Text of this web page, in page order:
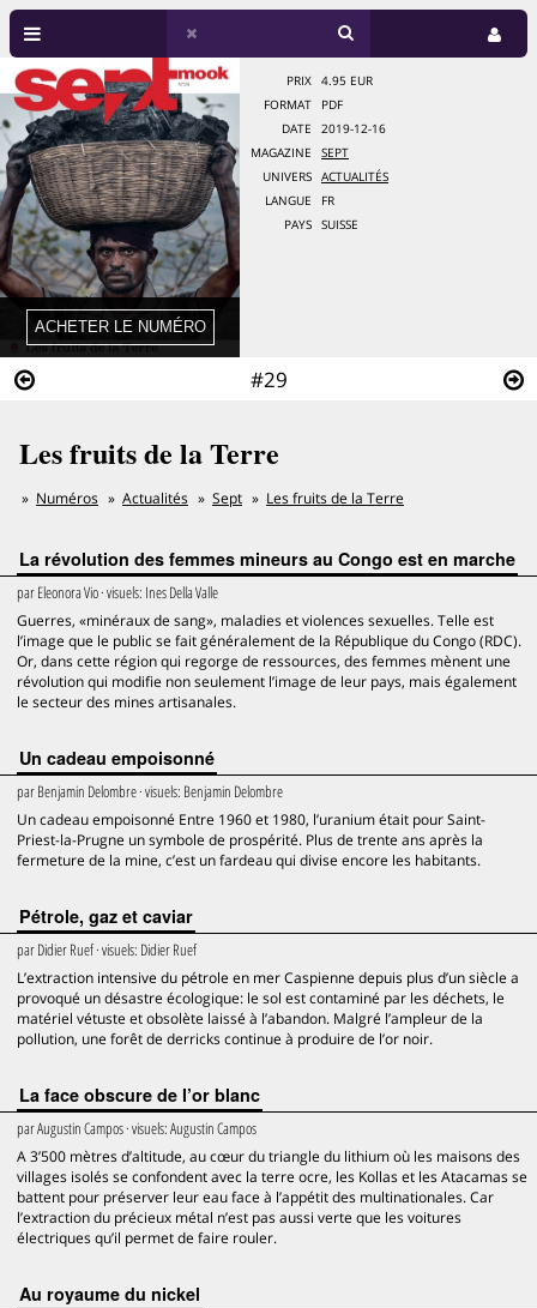
#29
PRIX
4.95 EUR
FORMAT
PDF
DATE
2019-12-16
MAGAZINE
SEPT
UNIVERS
ACTUALITÉS
LANGUE
FR
PAYS
SUISSE
Les fruits de la Terre
Numéros Actualités Sept Les fruits de la Terre
La révolution des femmes mineurs au Congo est en marche
parEleonora Vio· visuels: Ines Della Valle
Guerres, «minéraux de sang», maladies et violences sexuelles. Telle est
l’image que le public se fait généralement de la République du Congo (RDC).
Or, dans cette région qui regorge de ressources, des femmes mènent une
révolution qui modifie non seulement l’image de leur pays, mais également
le secteur des mines artisanales.
Un cadeau empoisonné
parBenjamin Delombre· visuels: Benjamin Delombre
Un cadeau empoisonné Entre 1960 et 1980, l’uranium était pour Saint-
Priest-la-Prugne un symbole de prospérité. Plus de trente ans après la
fermeture de la mine, c’est un fardeau qui divise encore les habitants.
Pétrole, gaz et caviar
parDidier Ruef· visuels: Didier Ruef
L’extraction intensive du pétrole en mer Caspienne depuis plus d’un siècle a
provoqué un désastre écologique: le sol est contaminé par les déchets, le
matériel vétuste et obsolète laissé à l’abandon. Malgré l’ampleur de la
pollution, une forêt de derricks continue à produire de l’or noir.
La face obscure de l’or blanc
parAugustin Campos· visuels:Augustin Campos
A 3’500 mètres d’altitude, au cœur du triangle du lithium où les maisons des
villages isolés se confondent avec la terre ocre, les Kollas et les Atacamas se
battent pour préserver leur eau face à l’appétit des multinationales. Car
l’extraction du précieux métal n’est pas aussi verte que les voitures
électriques qu’il permet de faire rouler.
Au royaume du nickel